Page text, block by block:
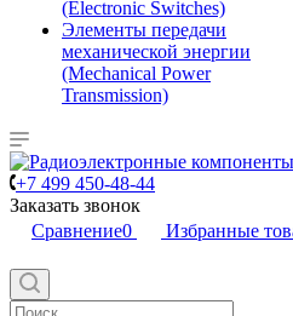
(Electronic Switches)
Элементы передачи
механической энергии
(Mechanical Power
Transmission)
+7 499 450-48-44
Заказать звонок
Сравнение0 Избранные